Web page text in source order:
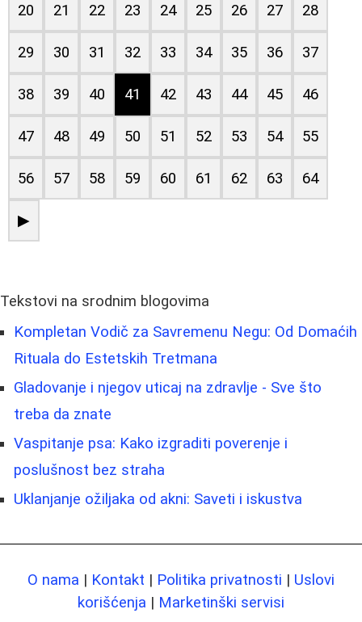
20 21 22 23 24 25 26 27 28
29 30 31 32 33 34 35 36 37
38 39 40 41 42 43 44 45 46
47 48 49 50 51 52 53 54 55
56 57 58 59 60 61 62 63 64
▶
Tekstovi na srodnim blogovima
Kompletan Vodič za Savremenu Negu: Od Domaćih
Rituala do Estetskih Tretmana
Gladovanje i njegov uticaj na zdravlje - Sve što
treba da znate
Vaspitanje psa: Kako izgraditi poverenje i
poslušnost bez straha
Uklanjanje ožiljaka od akni: Saveti i iskustva
O nama | Kontakt | Politika privatnosti | Uslovi
korišćenja | Marketinški servisi